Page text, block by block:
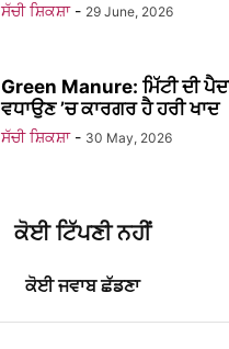
ਸੱਚੀ ਸ਼ਿਕਸ਼ਾ - 29 June, 2026
Green Manure: ਮਿੱਟੀ ਦੀ
ਵਧਾਉਣ ’ਚ ਕਾਰਗਰ ਹੈ ਹਰੀ ਖਾਦ
ਸੱਚੀ ਸ਼ਿਕਸ਼ਾ - 30 May, 2026
ਕੋਈ ਟਿੱਪਣੀ ਨਹੀਂ
ਕੋਈ ਜਵਾਬ ਛੱਡਣਾ